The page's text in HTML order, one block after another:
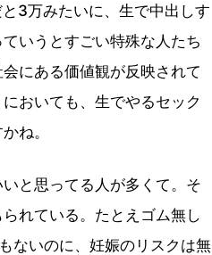
3万みたいに、生で中出しす
いうとすごい特殊な人たち
にある価値観が反映されて
おいても、生でやるセック
ね。
と思ってる人が多くて。そ
れている。たとえゴム無し
ないのに、妊娠のリスクは無